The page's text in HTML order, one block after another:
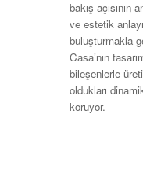
bakış
ve estetik
buluşturmakla
Casa’nın
bileşenlerle
oldukları
koruyor.